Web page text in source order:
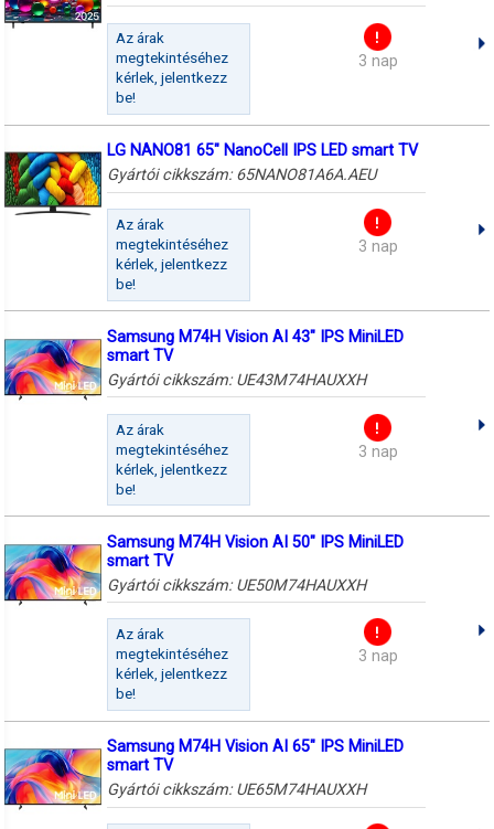
Az árak
megtekintéséhez
kérlek, jelentkezz
be!
3 nap
LG NANO81 65" NanoCell IPS LED smart TV
Gyártói cikkszám: 65NANO81A6A.AEU
Az árak
megtekintéséhez
kérlek, jelentkezz
be!
3 nap
Samsung M74H Vision AI 43" IPS MiniLED
smart TV
Gyártói cikkszám: UE43M74HAUXXH
Az árak
megtekintéséhez
kérlek, jelentkezz
be!
3 nap
Samsung M74H Vision AI 50" IPS MiniLED
smart TV
Gyártói cikkszám: UE50M74HAUXXH
Az árak
megtekintéséhez
kérlek, jelentkezz
be!
3 nap
Samsung M74H Vision AI 65" IPS MiniLED
smart TV
Gyártói cikkszám: UE65M74HAUXXH